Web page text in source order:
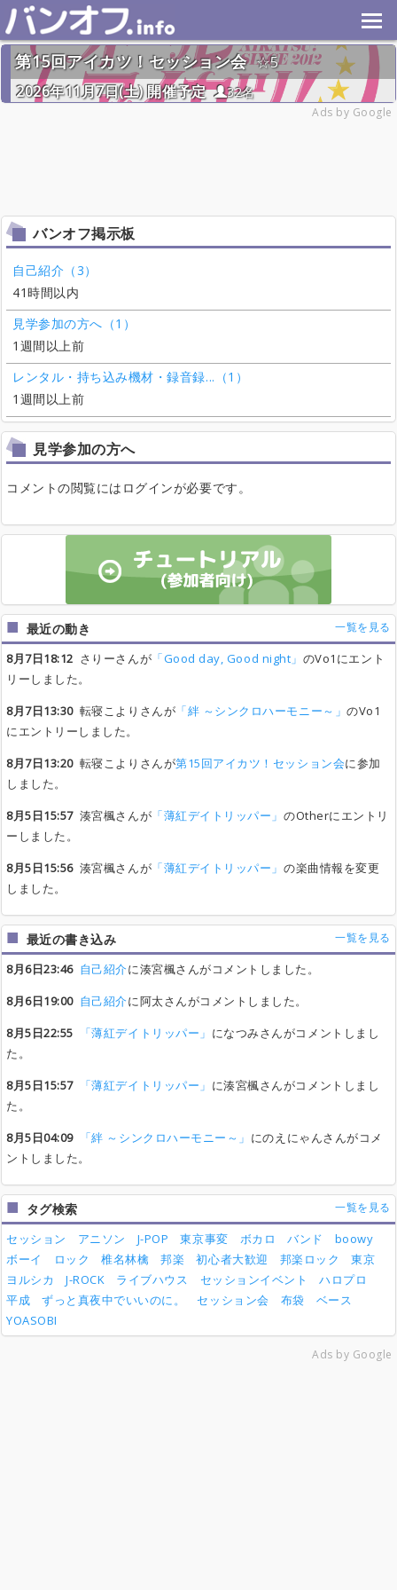
第15回アイカツ！セッション会
5
2026年11月7日(土) 開催予定
32名
Ads by Google
バンオフ掲示板
自己紹介（3）
41時間以内
見学参加の方へ（1）
1週間以上前
レンタル・持ち込み機材・録音録...（1）
1週間以上前
見学参加の方へ
コメントの閲覧にはログインが必要です。
最近の動き 一覧を見る
8月7日18:12 さりーさんが 「Good day, Good night」 のVo1にエント
リーしました。
8月7日13:30転寝こよりさんが 「絆 ～シンクロハーモニー～」のVo1
にエントリーしました。
8月7日13:20転寝こよりさんが第15回アイカツ！セッション会に参加
しました。
8月5日15:57湊宮楓さんが 「薄紅デイトリッパー」 のOtherにエントリ
ーしました。
8月5日15:56湊宮楓さんが 「薄紅デイトリッパー」 の楽曲情報を変更
しました。
最近の書き込み 一覧を見る
8月6日23:46 自己紹介に湊宮楓さんがコメントしました。
8月6日19:00 自己紹介に阿太さんがコメントしました。
8月5日22:55
「薄紅デイトリッパー」 になつみさんがコメントしまし
た。
8月5日15:57
「薄紅デイトリッパー」 に湊宮楓さんがコメントしまし
た。
8月5日04:09
「絆 ～シンクロハーモニー～」 にのえにゃんさんがコメ
ントしました。
タグ検索 一覧を見る
セッション アニソン J-POP 東京事変 ボカロ バンド
boowy
ボーイ
ロック 椎名林檎 邦楽 初心者大歓迎 邦楽ロック
東京
ヨルシカ
J-ROCK ライブハウス セッションイベント
ハロプロ
平成
ずっと真夜中でいいのに。 セッション会 布袋
ベース
YOASOBI
Ads by Google